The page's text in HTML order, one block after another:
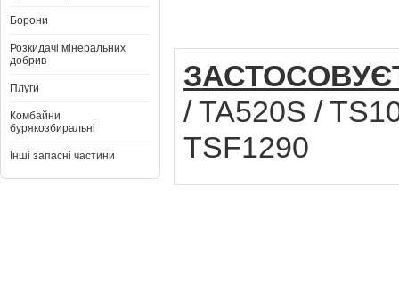
Борони
Розкидачі мінеральних
добрив
Плуги
Комбайни
бурякозбиральні
Інші запасні частини
/ TA520S /
TSF1290